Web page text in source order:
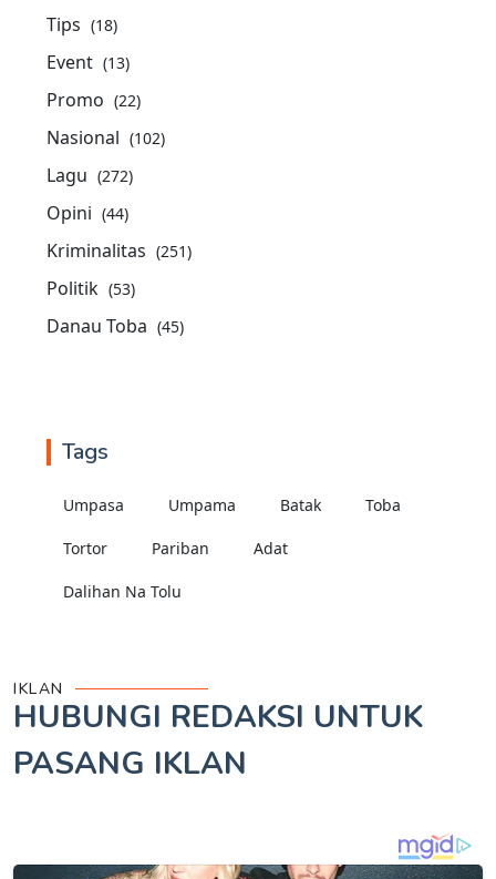
Tips (18)
Event (13)
Promo (22)
Nasional (102)
Lagu (272)
Opini (44)
Kriminalitas (251)
Politik (53)
Danau Toba (45)
Tags
Umpasa Umpama Batak Toba
Tortor Pariban Adat
Dalihan Na Tolu
IKLAN
HUBUNGI REDAKSI UNTUK
PASANG IKLAN